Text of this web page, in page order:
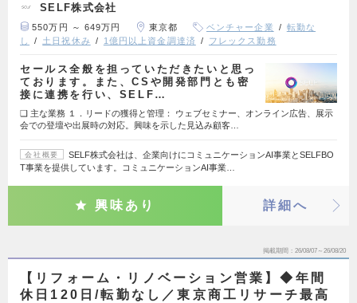
SELF株式会社
550万円 ～ 649万円 東京都 ベンチャー企業
転勤な
し
土日祝休み 1億円以上資金調達済 フレックス勤務
セールス全般を担っていただきたいと思っ
ております。また、CSや開発部門とも密
接に連携を行い、SELF…
❑ 主な業務 １．リードの獲得と管理： ウェブセミナー、オンライン広告、展示
会での登壇や出展時の対応。興味を示した見込み顧客…
会社概要
SELF株式会社は、企業向けにコミュニケーションAI事業とSELFBO
T事業を提供しています。コミュニケーションAI事業…
興味あり 詳細へ
掲載期間 26/08/07～26/08/20
【リフォーム・リノベーション営業】◆年間
休日120日/転勤なし／東京商工リサーチ最高